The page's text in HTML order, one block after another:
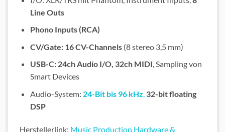
Line Outs
Phono Inputs (RCA)
CV/Gate: 16 CV-Channels(8 stereo 3,5 mm)
USB-C: 24ch Audio I/O, 32ch MIDI, Sampling von
Smart Devices
Audio-System: 24-Bit bis 96 kHz, 32-bit floating
DSP
Herstellerlink: Music Production Hardware &